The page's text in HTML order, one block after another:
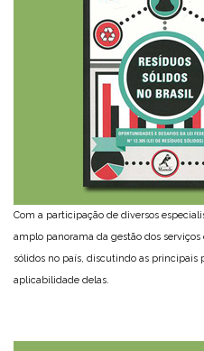
Com a participação de diversos
amplo panorama da gestão dos
sólidos no país, discutindo as principais
aplicabilidade delas.